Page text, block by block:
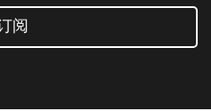
阅